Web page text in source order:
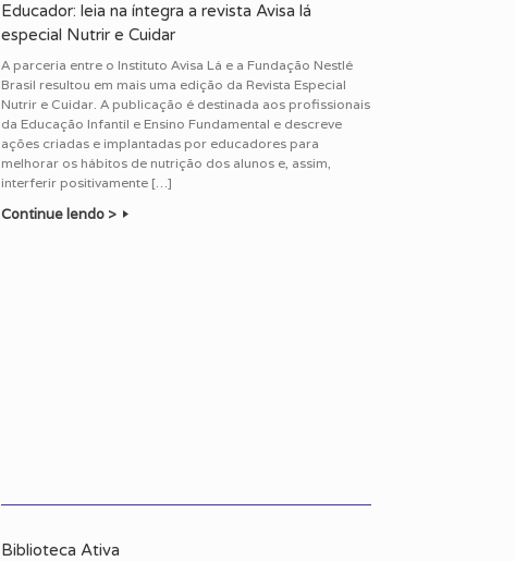
Educador: leia na íntegra a revista Avisa lá
especial Nutrir e Cuidar
A parceria entre o Instituto Avisa Lá e a Fundação Nestlé
Brasil resultou em mais uma edição da Revista Especial
Nutrir e Cuidar. A publicação é destinada aos profissionais
da Educação Infantil e Ensino Fundamental e descreve
ações criadas e implantadas por educadores para
melhorar os hábitos de nutrição dos alunos e, assim,
interferir positivamente […]
Continue lendo >
Biblioteca Ativa